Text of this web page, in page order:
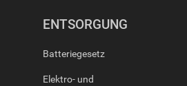
ENTSORGUNG
Batteriegesetz
Elektro- und